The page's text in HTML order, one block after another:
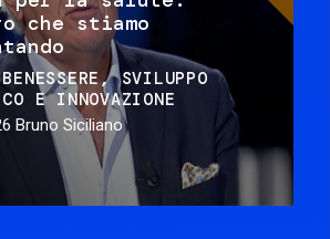
che stiamo
SVILUPPO
E INNOVAZIONE
Bruno Siciliano